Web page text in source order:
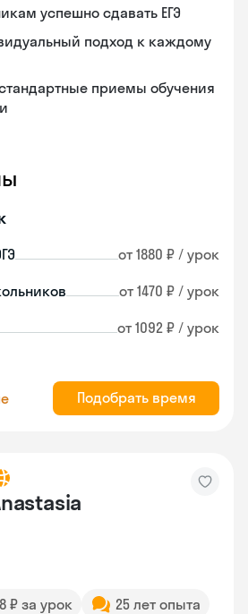
успешно сдавать ЕГЭ
подход к каждому
приемы обучения
от 1880 ₽ / урок
от 1470 ₽ / урок
от 1092 ₽ / урок
Подобрать время
₽ за урок
25 лет опыта